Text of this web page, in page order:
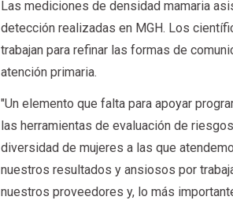
Las mediciones de densidad mamaria
detección realizadas en MGH. Los
trabajan para refinar las formas de
atención primaria.
"Un elemento que falta para apoyar
las herramientas de evaluación de
diversidad de mujeres a las que
nuestros resultados y ansiosos por
nuestros proveedores y, lo más